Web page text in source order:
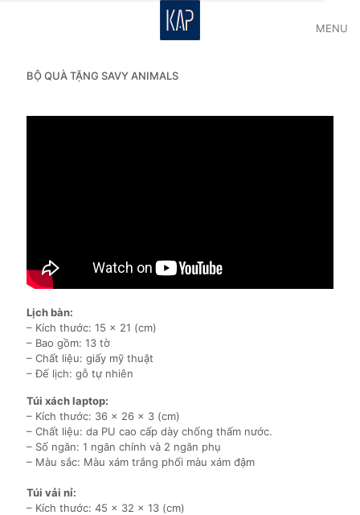
MENU
BỘ QUÀ TẶNG SAVY ANIMALS
Lịch bàn:
– Kích thước: 15 x 21 (cm)
– Bao gồm: 13 tờ
– Chất liệu: giấy mỹ thuật
– Đế lịch: gỗ tự nhiên
Túi xách laptop:
– Kích thước: 36 x 26 x 3 (cm)
– Chất liệu: da PU cao cấp dày chống thấm nước.
– Số ngăn: 1 ngăn chính và 2 ngăn phụ
– Màu sắc: Màu xám trắng phối màu xám đậm
Túi vải nỉ:
– Kích thước: 45 x 32 x 13 (cm)